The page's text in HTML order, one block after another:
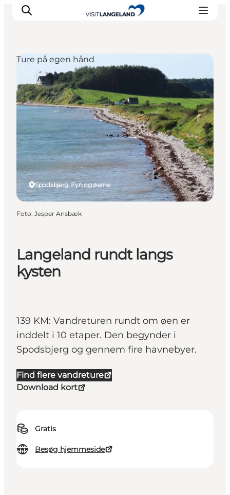
Oplevelser
Byer og øer
Outdoor
Overnatning
Planlæg ferie
Langeland rundt langs
kysten
139 KM: Vandreturen rundt om øen er
inddelt i 10 etaper. Den begynder i
Spodsbjerg og gennem fire havnebyer.
Find flere vandreture
Download kort
Gratis
Besøg hjemmeside
Spodsbjerg, Fyn og øerne
Ture på egen hånd
Foto: Jesper Ansbæk